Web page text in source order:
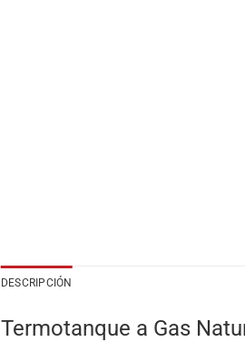
DESCRIPCIÓN
Termotanque a Gas